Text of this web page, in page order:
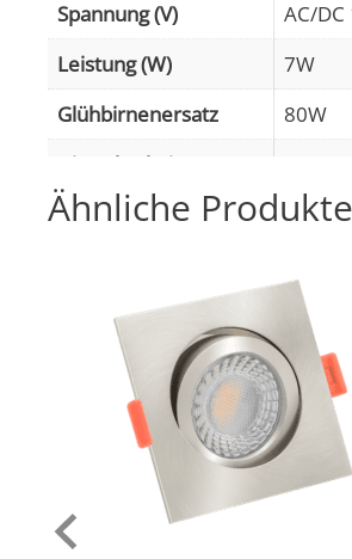
Spannung (V)
AC/DC
Leistung (W)
7W
Glühbirnenersatz
80W
Dimmbarkeit
Abstrahlwinkel
120°
Lichtfarbtemperatur
Farbwiedergabe (CRI /
93
Schutzklasse (IP)
IP20
Mittlere Lebensdauer
Ähnliche Produkte